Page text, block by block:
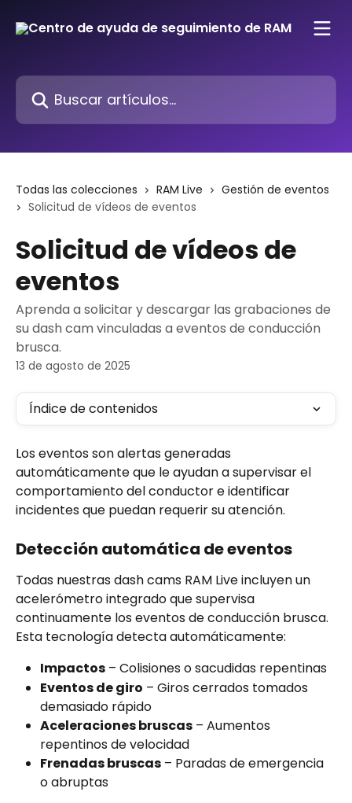
Buscar artículos...
Todas las colecciones RAM Live
Gestión de eventos
Solicitud de vídeos de eventos
Solicitud de vídeos de
eventos
Aprenda a solicitar y descargar las grabaciones de
su dash cam vinculadas a eventos de conducción
brusca.
13 de agosto de 2025
Índice de contenidos
Los eventos son alertas generadas
automáticamente que le ayudan a supervisar el
comportamiento del conductor e identificar
incidentes que puedan requerir su atención.
Detección automática de eventos
Todas nuestras dash cams RAM Live incluyen un
acelerómetro integrado que supervisa
continuamente los eventos de conducción brusca.
Esta tecnología detecta automáticamente:
Impactos – Colisiones o sacudidas repentinas
Eventos de giro – Giros cerrados tomados
demasiado rápido
Aceleraciones bruscas – Aumentos
repentinos de velocidad
Frenadas bruscas – Paradas de emergencia
o abruptas